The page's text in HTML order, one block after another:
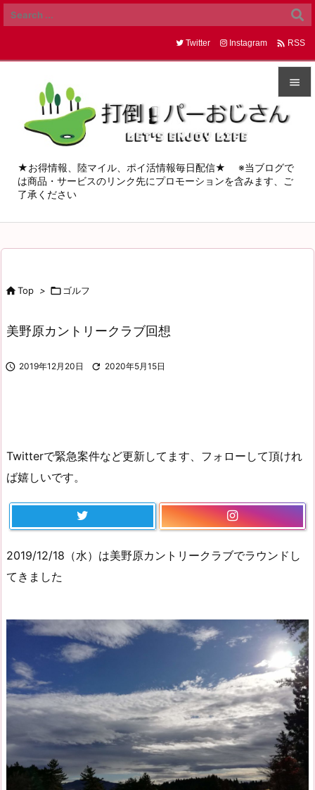


メニュ
サイド


Twitter Instagram  RSS
★お得情報、陸マイル、ポイ活情報毎日配信★ ※当ブログで
は商品・サービスのリンク先にプロモーションを含みます、ご
了承ください
Top >  ゴルフ
美野原カントリークラブ回想
 2019年12月20日  2020年5月15日
Twitterで緊急案件など更新してます、フォローして頂けれ
ば嬉しいです。
2019/12/18（水）は美野原カントリークラブでラウンドし
てきました